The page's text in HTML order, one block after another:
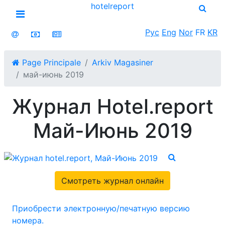
Open menu
hotelreport
Рус Eng Nor FR KR
Page Principale
Arkiv Magasiner
май-июнь 2019
Журнал Hotel.report
Май-Июнь 2019
Смотреть журнал онлайн
Приобрести электронную/печатную версию
номера.